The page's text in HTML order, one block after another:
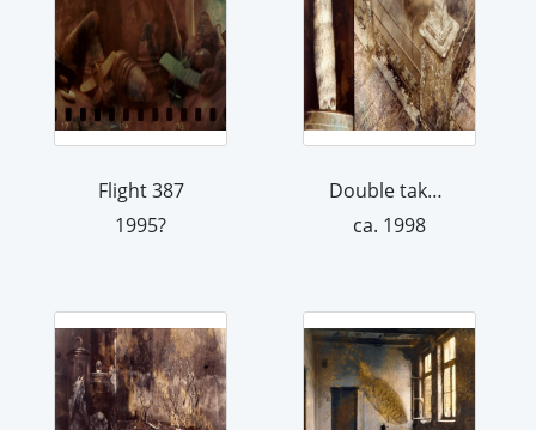
Flight 387
1995?
Double take 2
ca. 1998